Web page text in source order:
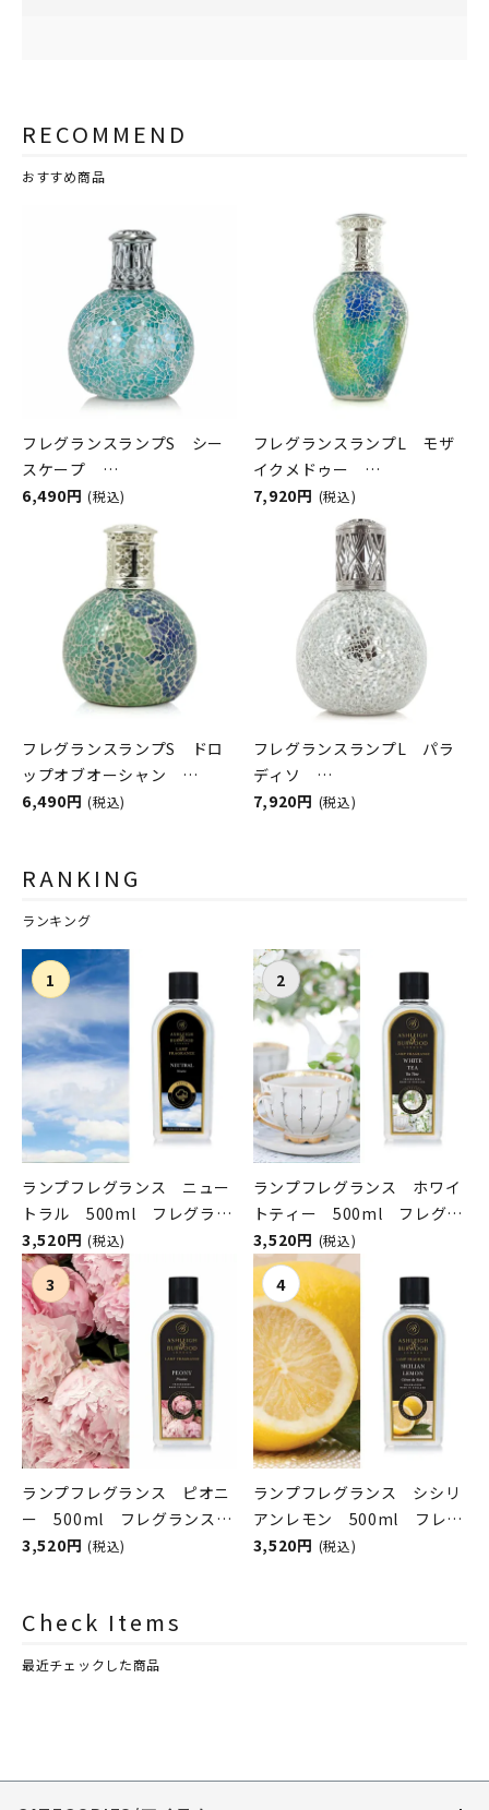
RECOMMEND
おすすめ商品
フレグランスランプS シー
スケープ
ASHLEIGH&BURWOOD（ア
シュレイアンドバーウッド）
6,490円 (税込)
フレグランスランプL モザ
イクメドゥー
ASHLEIGH&BURWOOD（ア
シュレイアンドバーウッド）
7,920円 (税込)
フレグランスランプS ドロ
ップオブオーシャン
ASHLEIGH&BURWOOD（ア
6,490円 (税込)
フレグランスランプL パラ
ディソ
ASHLEIGH&BURWOOD（ア
7,920円 (税込)
RANKING
ランキング
ランプフレグランス ニュー
トラル 500ml フレグラン
スランプ用オイル
ASHLEIGH&BURWOOD（ア
シュレイアンドバーウッド）
3,520円 (税込)
ランプフレグランス ホワイ
トティー 500ml フレグラ
ンスランプ用オイル
ASHLEIGH&BURWOOD（ア
シュレイアンドバーウッド）
3,520円 (税込)
ランプフレグランス ピオニ
ー 500ml フレグランスラ
ンプ用オイル
3,520円 (税込)
ランプフレグランス シシリ
アンレモン 500ml フレグ
ランスランプ用オイル
3,520円 (税込)
Check Items
最近チェックした商品